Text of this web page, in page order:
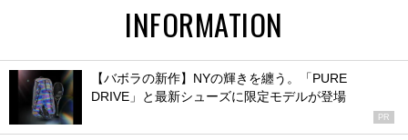
INFORMATION
【バボラの新作】NYの輝きを纏う。「PURE
DRIVE」と最新シューズに限定モデルが登場
PR